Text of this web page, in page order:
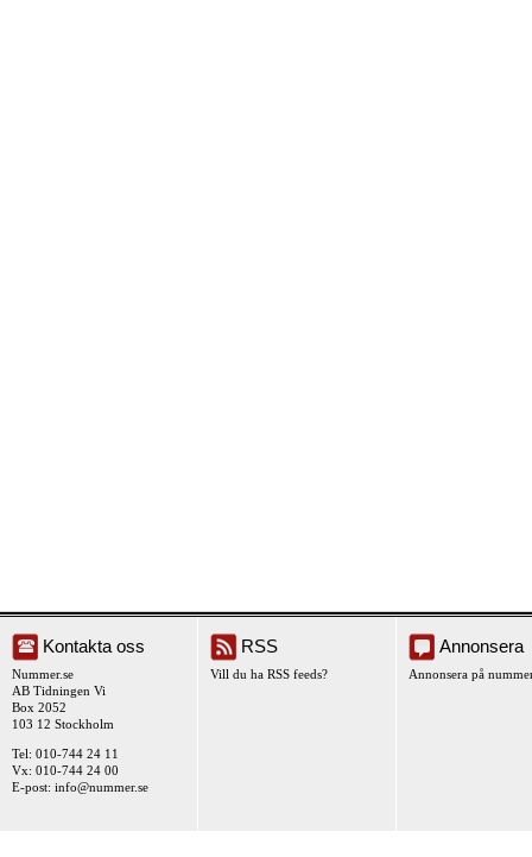
Kontakta oss
Nummer.se
AB Tidningen Vi
Box 2052
103 12 Stockholm
Tel: 010-744 24 11
Vx: 010-744 24 00
E-post: info@nummer.se
RSS
Vill du ha RSS feeds?
Annonsera
Annonsera på